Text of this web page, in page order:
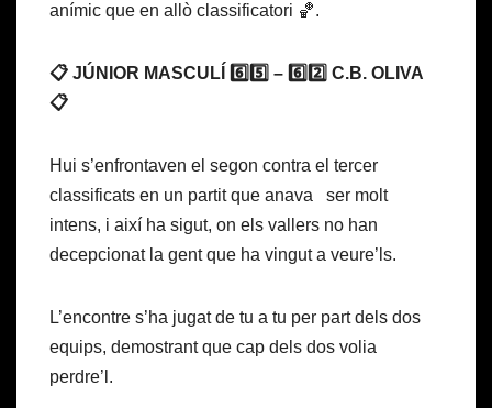
anímic que en allò classificatori 🏀.
📋 JÚNIOR MASCULÍ 6️⃣5️⃣ – 6️⃣2️⃣ C.B. OLIVA
📋
Hui s’enfrontaven el segon contra el tercer
classificats en un partit que anava ser molt
intens, i així ha sigut, on els vallers no han
decepcionat la gent que ha vingut a veure’ls.
L’encontre s’ha jugat de tu a tu per part dels dos
equips, demostrant que cap dels dos volia
perdre’l.